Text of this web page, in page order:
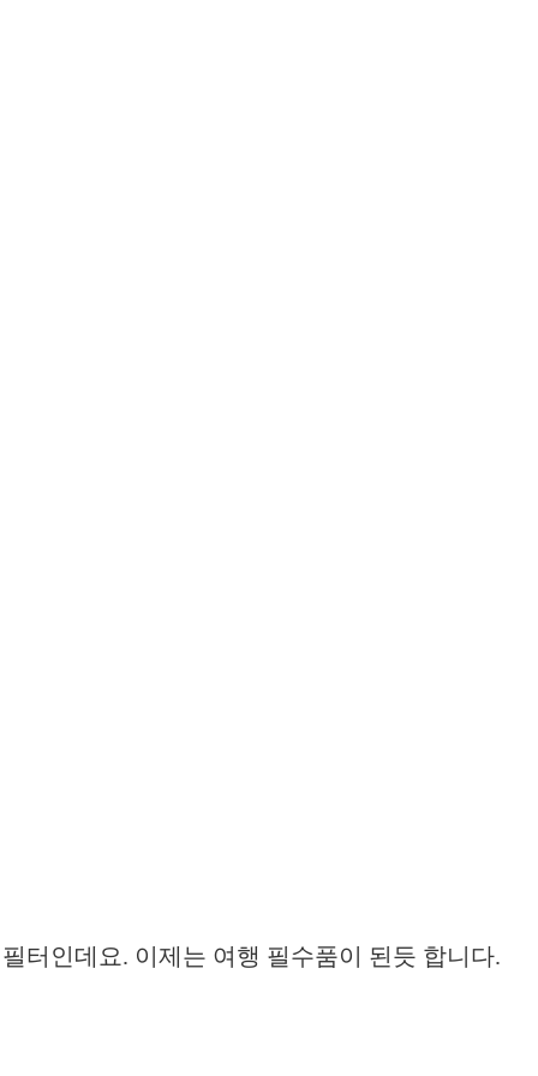
터인데요. 이제는 여행 필수품이 된듯 합니다.